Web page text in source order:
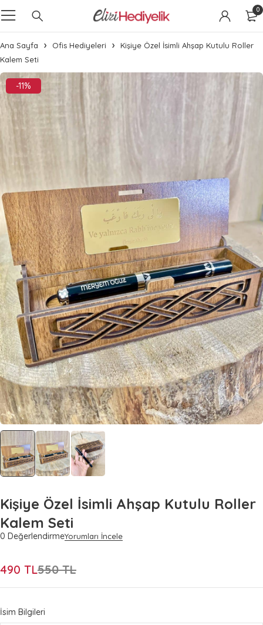
0
Ana Sayfa Ofis Hediyeleri
Kişiye Özel İsimli Ahşap Kutulu Roller
Kalem Seti
-11%
Kişiye Özel İsimli Ahşap Kutulu Roller
Kalem Seti
0 DeğerlendirmeYorumları İncele
550TL
490 TL
İsim Bilgileri